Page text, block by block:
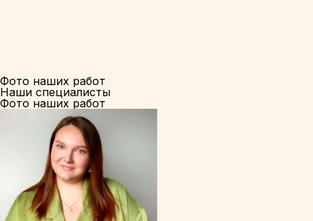
Фото наших работ
Наши специалисты
Фото наших работ